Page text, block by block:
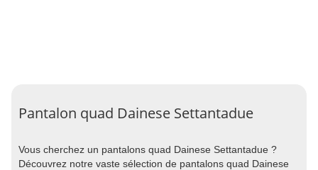
Pantalon quad Dainese Settantadue
Vous cherchez un pantalons quad Dainese Settantadue ?
Découvrez notre vaste sélection de pantalons quad Dainese